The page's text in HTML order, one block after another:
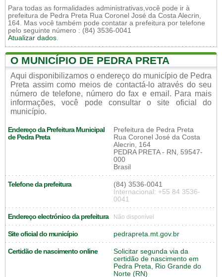
Para todas as formalidades administrativas,você pode ir à
prefeitura de Pedra Preta Rua Coronel José da Costa Alecrin,
164. Mas você também pode contatar a prefeitura por telefone
pelo seguinte número : (84) 3536-0041
Atualizar dados.
O MUNICÍPIO DE PEDRA PRETA
Aqui disponibilizamos o endereço do município de Pedra
Preta assim como meios de contactá-lo através do seu
número de telefone, número do fax e email. Para mais
informações, você pode consultar o site oficial do
município.
Endereço da Prefeitura Municipal
de Pedra Preta
Prefeitura de Pedra Preta
Rua Coronel José da Costa
Alecrin, 164
PEDRA PRETA - RN, 59547-
000
Brasil
Telefone da prefeitura
(84) 3536-0041
Internacional: +55 84 3536-
0041
Endereço electrónico da prefeitura Não disponível
Site oficial do município pedrapreta.mt.gov.br
Certidão de nascimento online
Solicitar segunda via da
certidão de nascimento em
Pedra Preta, Rio Grande do
Norte (RN)